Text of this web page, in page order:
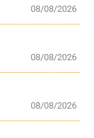
08/08/2026
08/08/2026
08/08/2026